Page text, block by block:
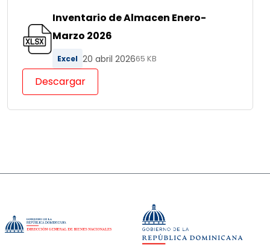
Inventario de Almacen Enero-
Marzo 2026
Excel 20 abril 202665 KB
Descargar